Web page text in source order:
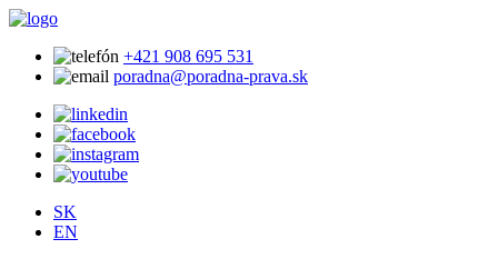
+421 908 695 531
poradna@poradna-prava.sk
SK
EN